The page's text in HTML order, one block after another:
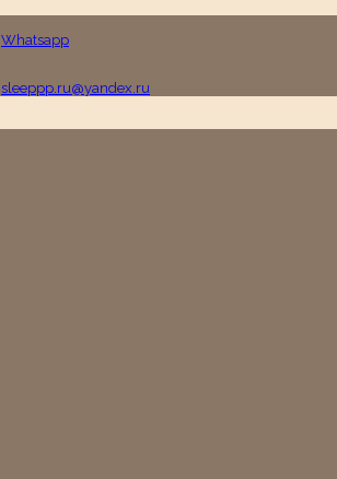
Whatsapp
sleeppp.ru@yandex.ru